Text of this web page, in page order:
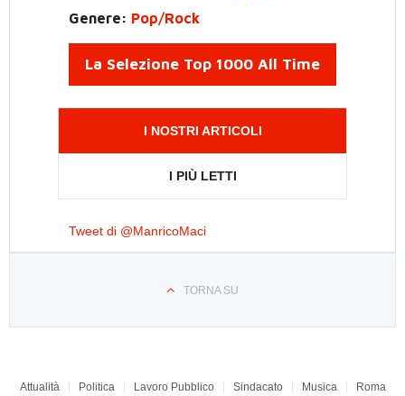
Genere: Pop/Rock
La Selezione Top 1000 All Time
I NOSTRI ARTICOLI
I PIÙ LETTI
Tweet di @ManricoMaci
TORNA SU
Attualità Politica Lavoro Pubblico Sindacato Musica Roma